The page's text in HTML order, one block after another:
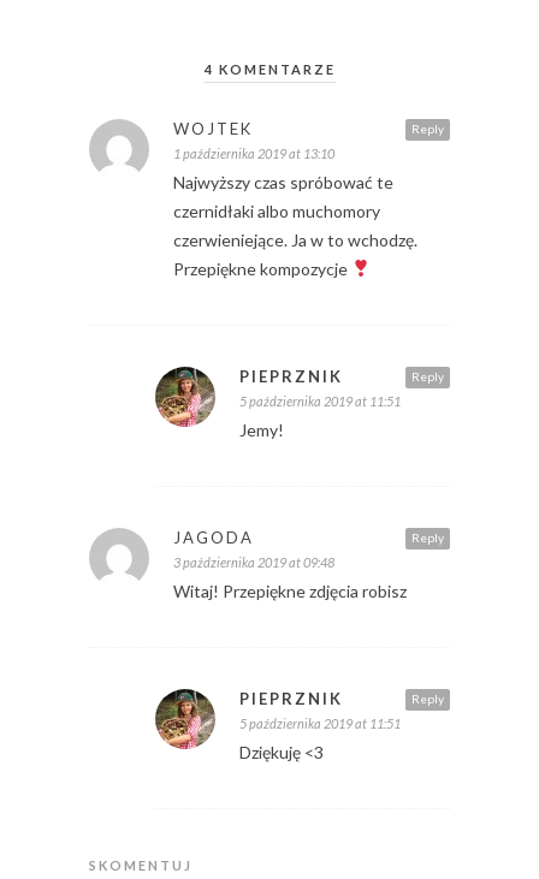
4 KOMENTARZE
Reply
WOJTEK
1 października 2019 at 13:10
Najwyższy czas spróbować te
czernidłaki albo muchomory
czerwieniejące. Ja w to wchodzę.
Przepiękne kompozycje
Reply
PIEPRZNIK
5 października 2019 at 11:51
Jemy!
Reply
JAGODA
3 października 2019 at 09:48
Witaj! Przepiękne zdjęcia robisz
Reply
PIEPRZNIK
5 października 2019 at 11:51
Dziękuję <3
SKOMENTUJ